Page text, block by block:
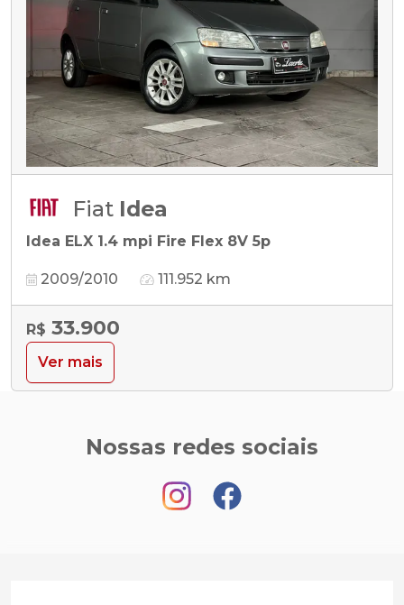
Fiat Idea
Idea ELX 1.4 mpi Fire Flex 8V 5p
2009/2010 111.952 km
R$ 33.900
Ver mais
Nossas redes sociais